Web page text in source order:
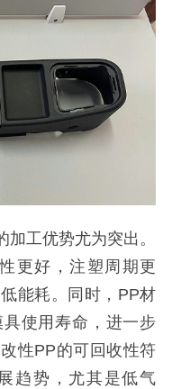
加工优势尤为突出。
更好，注塑周期更
能耗。同时，PP材
使用寿命，进一步
性PP的可回收性符
趋势，尤其是低气